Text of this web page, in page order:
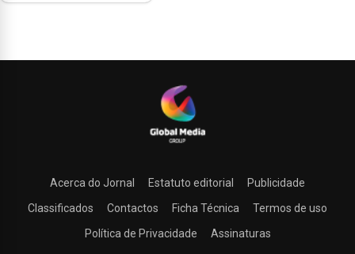
Acerca do Jornal Estatuto editorial
Publicidade
Classificados
Contactos Ficha Técnica
Termos de uso
Política de Privacidade
Assinaturas